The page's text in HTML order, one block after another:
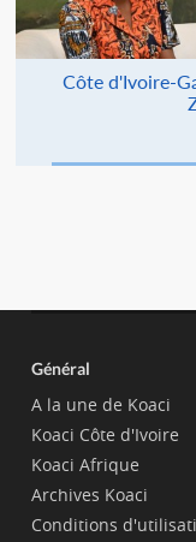
Côte d'Ivoire-
Général
A la une de Koaci
Koaci Côte d'Ivoire
Koaci Afrique
Archives Koaci
Conditions